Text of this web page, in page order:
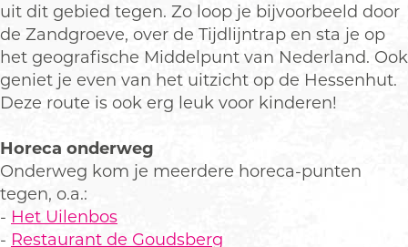
uit dit gebied tegen. Zo loop je bijvoorbeeld door
de Zandgroeve, over de Tijdlijntrap en sta je op
het geografische Middelpunt van Nederland. Ook
geniet je even van het uitzicht op de Hessenhut.
Deze route is ook erg leuk voor kinderen!
Horeca onderweg
Onderweg kom je meerdere horeca-punten
tegen, o.a.:
- Het Uilenbos
- Restaurant de Goudsberg